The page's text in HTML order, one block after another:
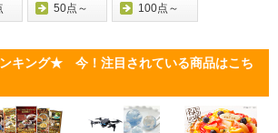
50点～ 100点～
キング★ 今！注目されている商品はこち